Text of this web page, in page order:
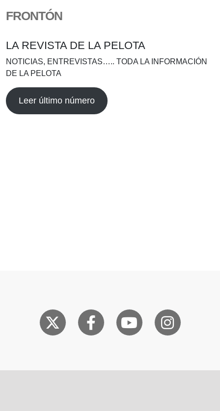
FRONTÓN
LA REVISTA DE LA PELOTA
NOTICIAS, ENTREVISTAS….. TODA LA INFORMACIÓN
DE LA PELOTA
Leer último número